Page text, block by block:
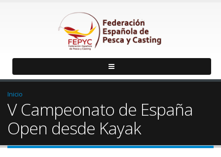
Inicio
V Campeonato de España
Open desde Kayak